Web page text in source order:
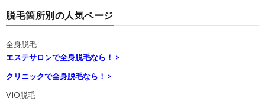
脱毛箇所別の人気ページ
全身脱毛
エステサロンで全身脱毛なら！ >
クリニックで全身脱毛なら！ >
VIO脱毛